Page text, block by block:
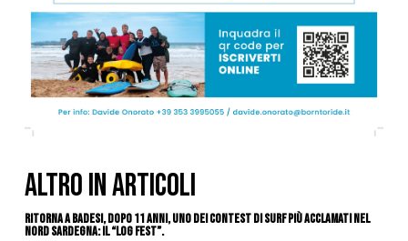
ALTRO IN ARTICOLI
Ritorna a Badesi, dopo 11 anni, uno dei contest di surf più acclamati nel
nord Sardegna: il “Log Fest”.